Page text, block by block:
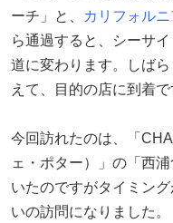
ーチ」と、
カリフォルニ
ら通過すると、シーサ
道に変わります。しば
えて、目的の店に到着で
今回訪れたのは、「
ェ・ポター）」の「西
いたのですがタイミン
いの訪問になりました。